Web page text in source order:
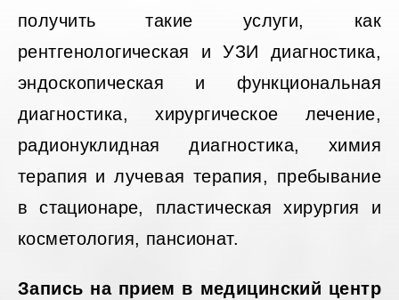
получить такие услуги, как
рентгенологическая и УЗИ диагностика,
эндоскопическая и функциональная
диагностика, хирургическое лечение,
радионуклидная диагностика, химия
терапия и лучевая терапия, пребывание
в стационаре, пластическая хирургия и
косметология, пансионат.
Запись на прием в медицинский центр